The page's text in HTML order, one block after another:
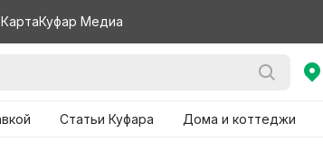
Куфар Медиа
Статьи Куфара Дома и коттеджи